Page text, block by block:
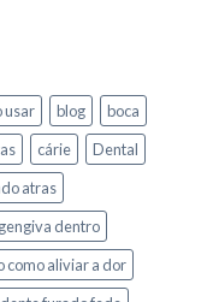
usar blog
boca
cárie
Dental
atras
dentro
como aliviar a dor